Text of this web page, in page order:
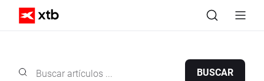
BUSCAR